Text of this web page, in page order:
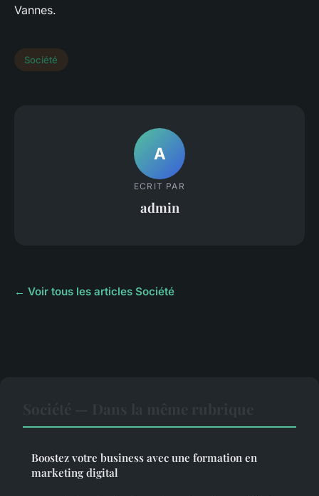
Vannes.
Société
A
ECRIT PAR
admin
← Voir tous les articles Société
Boostez votre business avec une formation en
marketing digital